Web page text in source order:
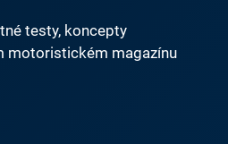
testy, koncepty
motoristickém magazínu